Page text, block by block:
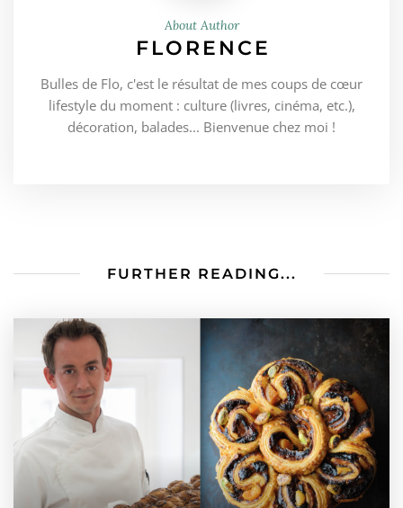
About Author
FLORENCE
Bulles de Flo, c'est le résultat de mes coups de cœur
lifestyle du moment : culture (livres, cinéma, etc.),
décoration, balades... Bienvenue chez moi !
FURTHER READING...